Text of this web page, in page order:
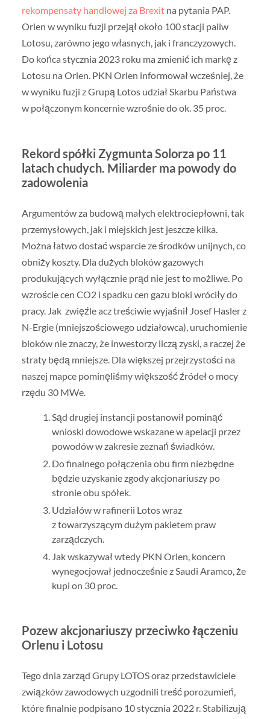
rekompensaty handlowej za Brexitna pytania PAP.
Orlen w wyniku fuzji przejął około 100 stacji paliw
Lotosu, zarówno jego własnych, jak i franczyzowych.
Do końca stycznia 2023 roku ma zmienić ich markę z
Lotosu na Orlen. PKN Orlen informował wcześniej, że
w wyniku fuzji z Grupą Lotos udział Skarbu Państwa
w połączonym koncernie wzrośnie do ok. 35 proc.
Rekord spółki Zygmunta Solorza po 11
latach chudych. Miliarder ma powody do
zadowolenia
Argumentów za budową małych elektrociepłowni, tak
przemysłowych, jak i miejskich jest jeszcze kilka.
Można łatwo dostać wsparcie ze środków unijnych, co
obniży koszty. Dla dużych bloków gazowych
produkujących wyłącznie prąd nie jest to możliwe. Po
wzroście cen CO2 i spadku cen gazu bloki wróciły do
pracy. Jak zwięźle acz treściwie wyjaśnił Josef Hasler z
N-Ergie (mniejszościowego udziałowca), uruchomienie
bloków nie znaczy, że inwestorzy liczą zyski, a raczej że
straty będą mniejsze. Dla większej przejrzystości na
naszej mapce pominęliśmy większość źródeł o mocy
rzędu 30 MWe.
Sąd drugiej instancji postanowił pominąć
wnioski dowodowe wskazane w apelacji przez
powodów w zakresie zeznań świadków.
Do finalnego połączenia obu firm niezbędne
będzie uzyskanie zgody akcjonariuszy po
stronie obu spółek.
Udziałów w rafinerii Lotos wraz
z towarzyszącym dużym pakietem praw
zarządczych.
Jak wskazywał wtedy PKN Orlen, koncern
wynegocjował jednocześnie z Saudi Aramco, że
kupi on 30 proc.
Pozew akcjonariuszy przeciwko łączeniu
Orlenu i Lotosu
Tego dnia zarząd Grupy LOTOS oraz przedstawiciele
związków zawodowych uzgodnili treść porozumień,
które finalnie podpisano 10 stycznia 2022 r. Stabilizują